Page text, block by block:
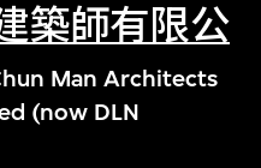
築師有限公
Man Architects
(now DLN